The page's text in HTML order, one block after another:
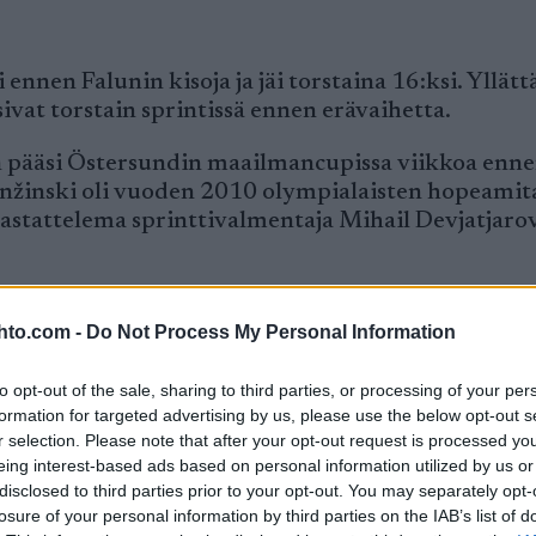
- Do Not Process My Personal Information
opt-out of the sale, sharing to third parties, or processing of your
for targeted advertising by us, please use the below opt-out
selection. Please note that after your opt-out request is processed
interest-based ads based on personal information utilized by us
to third parties prior to your opt-out. You may separately
of your personal information by third parties on the IAB’s list of
Falunin kisoja ja jäi torstaina 16:ksi.
torstain sprintissä ennen erävaihetta.
Östersundin maailmancupissa viikkoa
oli vuoden 2010 olympialaisten
sprinttivalmentaja Mihail
maailmanmestari ja Vancouverin
hetken, että ehdin ennen Hattestadia. Kun
Krjukov kuvaili Sport-Ekspressin
taktisen virheen, jonka takia hän menetti monta
nousuun, pääsi laskuun vasta